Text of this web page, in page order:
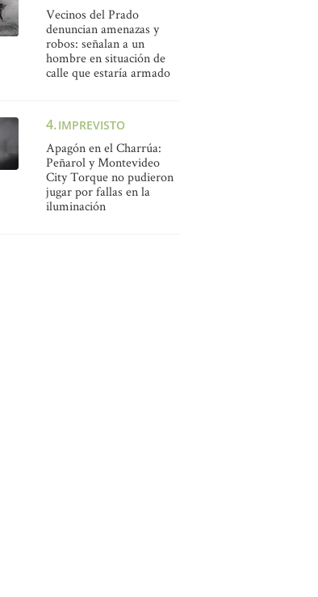
Vecinos del Prado
denuncian amenazas y
robos: señalan a un
hombre en situación de
calle que estaría armado
IMPREVISTO
Apagón en el Charrúa:
Peñarol y Montevideo
City Torque no pudieron
jugar por fallas en la
iluminación